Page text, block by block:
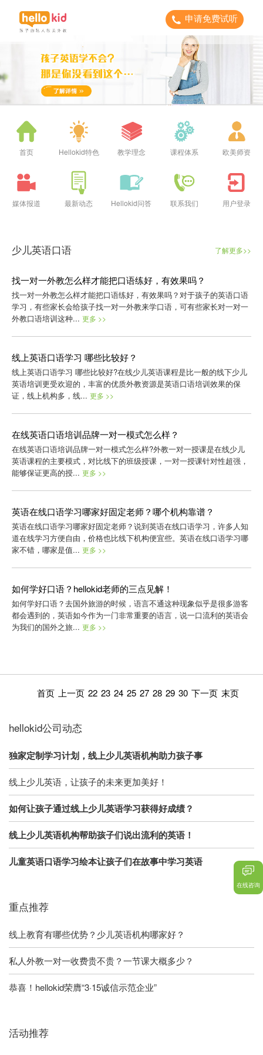
申请免费试听
首页 Hellokid特色 教学理念 课程体系 欧美师资
媒体报道 最新动态 Hellokid问答 联系我们 用户登录
少儿英语口语 了解更多>>
找一对一外教怎么样才能把口语练好，有效果吗？
找一对一外教怎么样才能把口语练好，有效果吗？对于孩子的英语口语
学习，有些家长会给孩子找一对一外教来学口语，可有些家长对一对一
外教口语培训这种... 更多 >>
线上英语口语学习 哪些比较好？
线上英语口语学习 哪些比较好?在线少儿英语课程是比一般的线下少儿
英语培训更受欢迎的，丰富的优质外教资源是英语口语培训效果的保
证，线上机构多，线... 更多 >>
在线英语口语培训品牌一对一模式怎么样？
在线英语口语培训品牌一对一模式怎么样?外教一对一授课是在线少儿
英语课程的主要模式，对比线下的班级授课，一对一授课针对性超强，
能够保证更高的授... 更多 >>
英语在线口语学习哪家好固定老师？哪个机构靠谱？
英语在线口语学习哪家好固定老师？说到英语在线口语学习，许多人知
道在线学习方便自由，价格也比线下机构便宜些。英语在线口语学习哪
家不错，哪家是值... 更多 >>
如何学好口语？hellokid老师的三点见解！
如何学好口语？去国外旅游的时候，语言不通这种现象似乎是很多游客
都会遇到的，英语如今作为一门非常重要的语言，说一口流利的英语会
为我们的国外之旅... 更多 >>
首页 上一页 22 23 24 25 27 28 29 30 下一页 末页
hellokid公司动态
独家定制学习计划，线上少儿英语机构助力孩子事
线上少儿英语，让孩子的未来更加美好！
如何让孩子通过线上少儿英语学习获得好成绩？
线上少儿英语机构帮助孩子们说出流利的英语！
儿童英语口语学习绘本让孩子们在故事中学习英语
重点推荐
线上教育有哪些优势？少儿英语机构哪家好？
私人外教一对一收费贵不贵？一节课大概多少？
恭喜！hellokid荣膺“3·15诚信示范企业”
活动推荐
在线咨询